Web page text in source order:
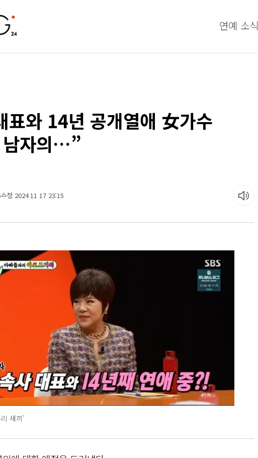
연예 소식
표와 14년 공개열애 女가수
남자의…”
수정 2024 11 17 23:15
새끼’